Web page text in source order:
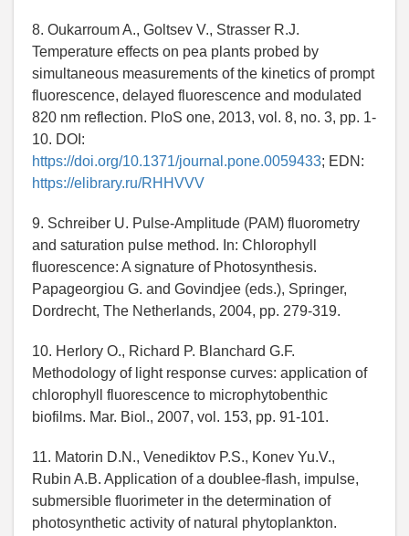
8. Oukarroum A., Goltsev V., Strasser R.J.
Temperature effects on pea plants probed by
simultaneous measurements of the kinetics of prompt
fluorescence, delayed fluorescence and modulated
820 nm reflection. PloS one, 2013, vol. 8, no. 3, pp. 1-
10. DOI:
https://doi.org/10.1371/journal.pone.0059433; EDN:
https://elibrary.ru/RHHVVV
9. Schreiber U. Pulse-Amplitude (PAM) fluorometry
and saturation pulse method. In: Chlorophyll
fluorescence: A signature of Photosynthesis.
Papageorgiou G. and Govindjee (eds.), Springer,
Dordrecht, The Netherlands, 2004, pp. 279-319.
10. Herlory O., Richard P. Blanchard G.F.
Methodology of light response curves: application of
chlorophyll fluorescence to microphytobenthic
biofilms. Mar. Biol., 2007, vol. 153, pp. 91-101.
11. Matorin D.N., Venediktov P.S., Konev Yu.V.,
Rubin A.B. Application of a doublee-flash, impulse,
submersible fluorimeter in the determination of
photosynthetic activity of natural phytoplankton.